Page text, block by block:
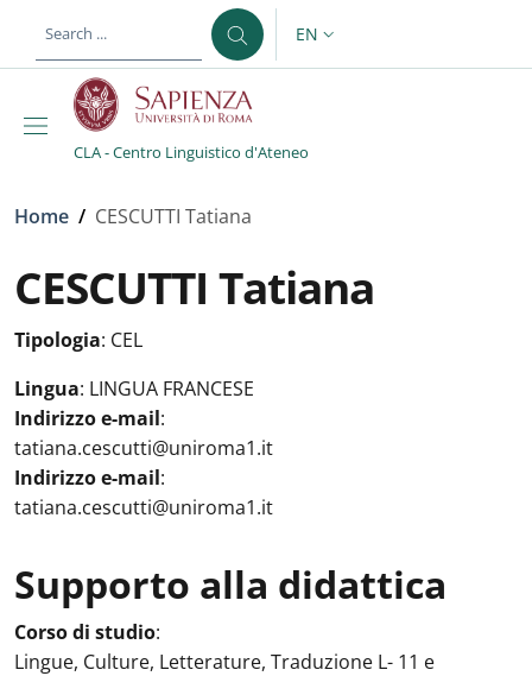
LANGUAGE SWITCHER:
EN
CLA - Centro Linguistico d'Ateneo
Breadcrumb
Home / CESCUTTI Tatiana
CESCUTTI Tatiana
Tipologia: CEL
Lingua: LINGUA FRANCESE
Indirizzo e-mail:
tatiana.cescutti@uniroma1.it
Indirizzo e-mail:
tatiana.cescutti@uniroma1.it
Supporto alla didattica
Attività in aula:
Corso di studio:
Lingue, Culture, Letterature, Traduzione L- 11 e